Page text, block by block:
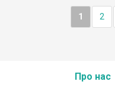
1 2
Про нас